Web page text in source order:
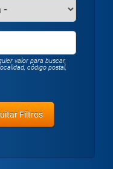
valor para buscar,
código postal,